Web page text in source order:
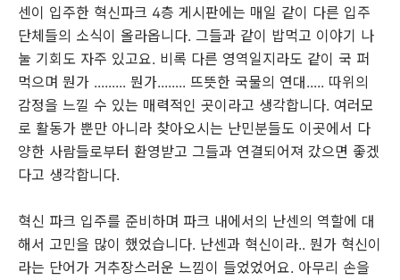
센이 입주한 혁신파크 4층 게시판에는 매일 같이 다른 입주
단체들의 소식이 올라옵니다. 그들과 같이 밥먹고 이야기 나
눌 기회도 자주 있고요. 비록 다른 영역일지라도 같이 국 퍼
먹으며 뭔가 ......... 뭔가........ 뜨뜻한 국물의 연대..... 따위의
감정을 느낄 수 있는 매력적인 곳이라고 생각합니다. 여러모
로 활동가 뿐만 아니라 찾아오시는 난민분들도 이곳에서 다
양한 사람들로부터 환영받고 그들과 연결되어져 갔으면 좋겠
다고 생각합니다.
혁신 파크 입주를 준비하며 파크 내에서의 난센의 역할에 대
해서 고민을 많이 했었습니다. 난센과 혁신이라.. 뭔가 혁신이
라는 단어가 거추장스러운 느낌이 들었었어요. 아무리 손을